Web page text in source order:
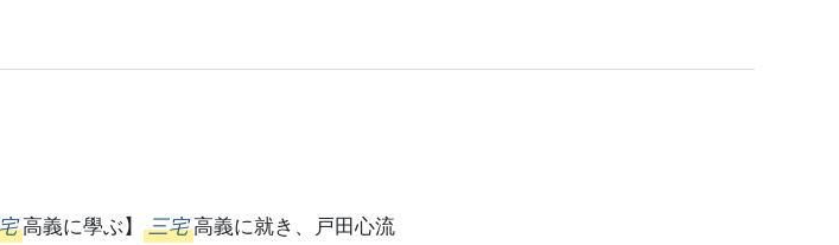
高義に學ぶ】 三宅 高義に就き、戸田心流